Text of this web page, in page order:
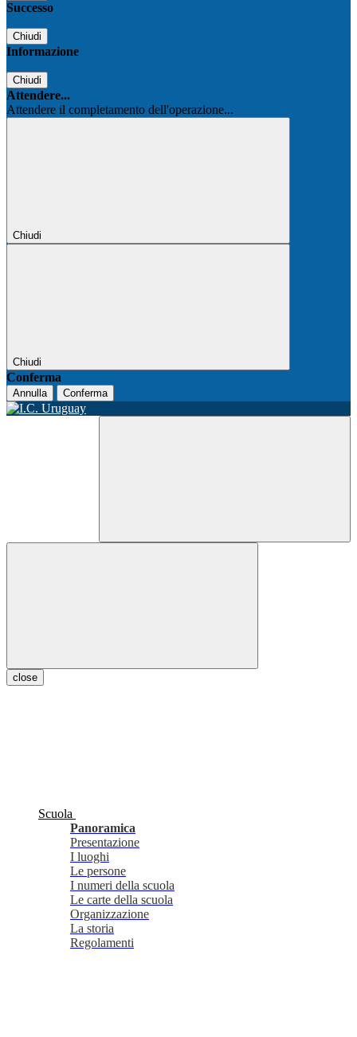
Successo
Chiudi
Informazione
Chiudi
Attendere...
Attendere il completamento dell'operazione...
Chiudi
Chiudi
Conferma
Annulla Conferma
close
Scuola
Panoramica
Presentazione
I luoghi
Le persone
I numeri della scuola
Le carte della scuola
Organizzazione
La storia
Regolamenti